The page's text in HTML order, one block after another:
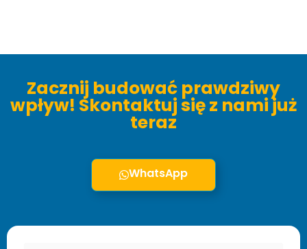
Zacznij budować prawdziwy
wpływ! Skontaktuj się z nami już
teraz
WhatsApp